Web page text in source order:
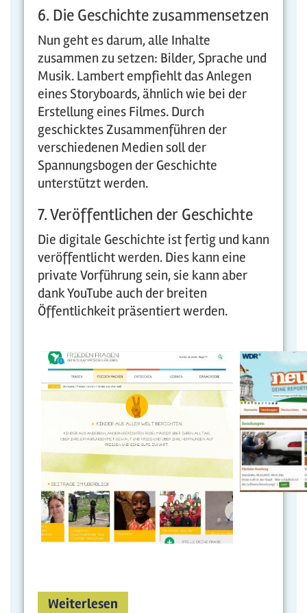
6. Die Geschichte zusammensetzen
Nun geht es darum, alle Inhalte
zusammen zu setzen: Bilder, Sprache und
Musik. Lambert empfiehlt das Anlegen
eines Storyboards, ähnlich wie bei der
Erstellung eines Filmes. Durch
geschicktes Zusammenführen der
verschiedenen Medien soll der
Spannungsbogen der Geschichte
unterstützt werden.
7. Veröffentlichen der Geschichte
Die digitale Geschichte ist fertig und kann
veröffentlicht werden. Dies kann eine
private Vorführung sein, sie kann aber
dank YouTube auch der breiten
Öffentlichkeit präsentiert werden.
Weiterlesen